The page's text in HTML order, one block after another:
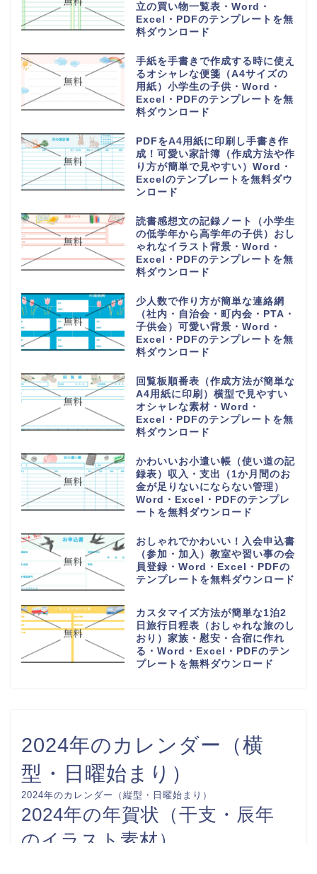
立の買い物一覧表・Word・
Excel・PDFのテンプレートを無
料ダウンロード
手紙を手書きで作成する時に使え
るオシャレな便箋（A4サイズの
用紙）小学生の子供・Word・
Excel・PDFのテンプレートを無
料ダウンロード
PDFをA4用紙に印刷し手書き作
成！可愛い家計簿（作成方法や作
り方が簡単で見やすい）Word・
Excelのテンプレートを無料ダウ
ンロード
読書感想文の記録ノート（小学生
の低学年から高学年の子供）おし
ゃれなイラスト背景・Word・
Excel・PDFのテンプレートを無
料ダウンロード
少人数で作り方が簡単な連絡網
（社内・自治会・町内会・PTA・
子供会）可愛い背景・Word・
Excel・PDFのテンプレートを無
料ダウンロード
回覧板順番表（作成方法が簡単な
A4用紙に印刷）横型で見やすい
オシャレな素材・Word・
Excel・PDFのテンプレートを無
料ダウンロード
かわいいお小遣い帳（使い道の記
録表）収入・支出（1か月間のお
金が足りないにならない管理）
Word・Excel・PDFのテンプレ
ートを無料ダウンロード
おしゃれでかわいい！入会申込書
（参加・加入）教室や習い事の会
員登録・Word・Excel・PDFの
テンプレートを無料ダウンロード
カスタマイズ方法が簡単な1泊2
日旅行日程表（おしゃれな旅のし
おり）家族・慰安・合宿に作れ
る・Word・Excel・PDFのテン
プレートを無料ダウンロード
2024年のカレンダー（横
型・日曜始まり）
2024年のカレンダー（縦型・日曜始まり）
2024年の年賀状（干支・辰年
のイラスト素材）